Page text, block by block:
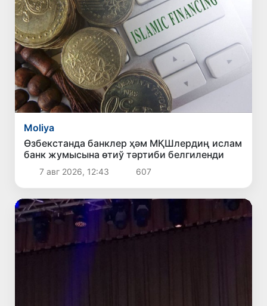
Moliya
Өзбекстанда банклер ҳәм МҚШлердиң ислам
банк жумысына өтиў тәртиби белгиленди
7 авг 2026, 12:43 607